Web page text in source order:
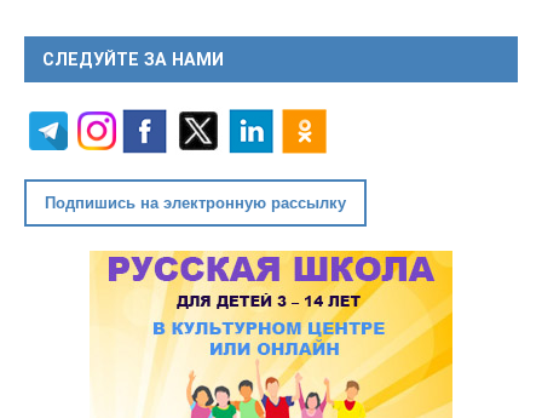
СЛЕДУЙТЕ ЗА НАМИ
Подпишись на электронную рассылку